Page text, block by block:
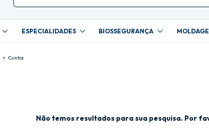
ESPECIALIDADES BIOSSEGURANÇA
> Cunha
Não temos resultados para sua pesquisa. Por